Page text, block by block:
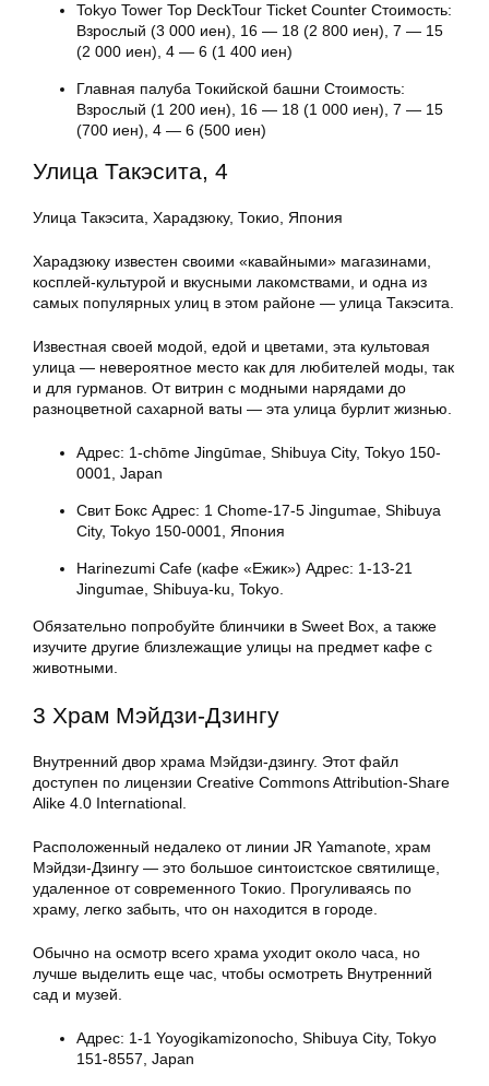
Tokyo Tower Top DeckTour Ticket Counter Стоимость:
Взрослый (3 000 иен), 16 — 18 (2 800 иен), 7 — 15
(2 000 иен), 4 — 6 (1 400 иен)
Главная палуба Токийской башни Стоимость:
Взрослый (1 200 иен), 16 — 18 (1 000 иен), 7 — 15
(700 иен), 4 — 6 (500 иен)
Улица Такэсита, 4
Улица Такэсита, Харадзюку, Токио, Япония
Харадзюку известен своими «кавайными» магазинами,
косплей-культурой и вкусными лакомствами, и одна из
самых популярных улиц в этом районе — улица Такэсита.
Известная своей модой, едой и цветами, эта культовая
улица — невероятное место как для любителей моды, так
и для гурманов. От витрин с модными нарядами до
разноцветной сахарной ваты — эта улица бурлит жизнью.
Адрес: 1-chōme Jingūmae, Shibuya City, Tokyo 150-
0001, Japan
Свит Бокс Адрес: 1 Chome-17-5 Jingumae, Shibuya
City, Tokyo 150-0001, Япония
Harinezumi Cafe (кафе «Ежик») Адрес: 1-13-21
Jingumae, Shibuya-ku, Tokyo.
Обязательно попробуйте блинчики в Sweet Box, а также
изучите другие близлежащие улицы на предмет кафе с
животными.
3 Храм Мэйдзи-Дзингу
Внутренний двор храма Мэйдзи-дзингу. Этот файл
доступен по лицензии Creative Commons Attribution-Share
Alike 4.0 International.
Расположенный недалеко от линии JR Yamanote, храм
Мэйдзи-Дзингу — это большое синтоистское святилище,
удаленное от современного Токио. Прогуливаясь по
храму, легко забыть, что он находится в городе.
Обычно на осмотр всего храма уходит около часа, но
лучше выделить еще час, чтобы осмотреть Внутренний
сад и музей.
Адрес: 1-1 Yoyogikamizonocho, Shibuya City, Tokyo
151-8557, Japan